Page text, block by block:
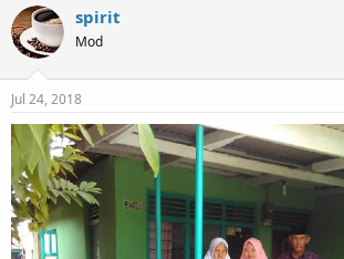
r
e
a
s
t
a
t
e
r
a
r
t
e
spirit
Mod
Jul 24, 2018